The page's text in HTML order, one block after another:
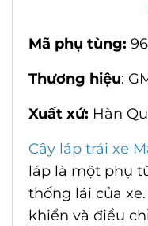
Mã phụ tùng:
Thương hiệu:
Xuất xứ: Hàn
Cây láp trái xe
láp là một phụ
thống lái của
khiển và điều